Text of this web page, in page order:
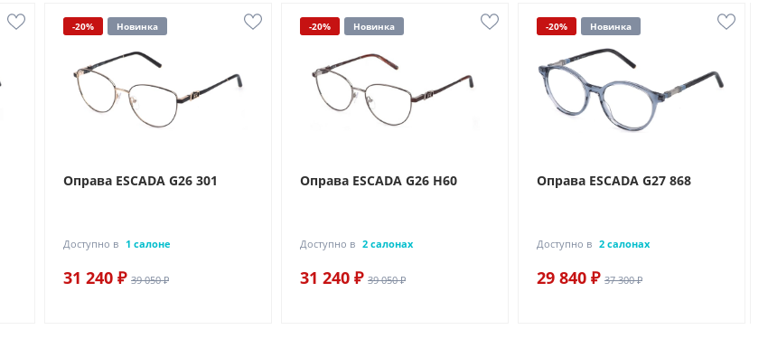
-20% Новинка
Оправа ESCADA G26 301
Доступно в 1 салоне
31 240 ₽ 39 050 ₽
-20% Новинка
Оправа ESCADA G26 H60
Доступно в 2 салонах
31 240 ₽ 39 050 ₽
-20% Новинка
Оправа ESCADA G27 868
Доступно в 2 салонах
29 840 ₽ 37 300 ₽